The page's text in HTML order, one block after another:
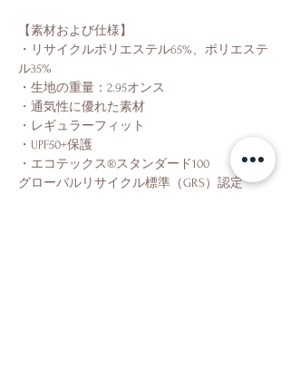
【素材および仕様】
・リサイクルポリエステル65%、ポリエステ
ル35%
・生地の重量：2.95オンス
・通気性に優れた素材
・レギュラーフィット
・UPF50+保護
・エコテックス®スタンダード100
グローバルリサイクル標準（GRS）認定